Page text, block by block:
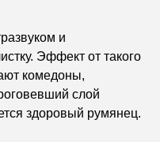
и
Эффект от такого
комедоны,
слой
здоровый румянец.